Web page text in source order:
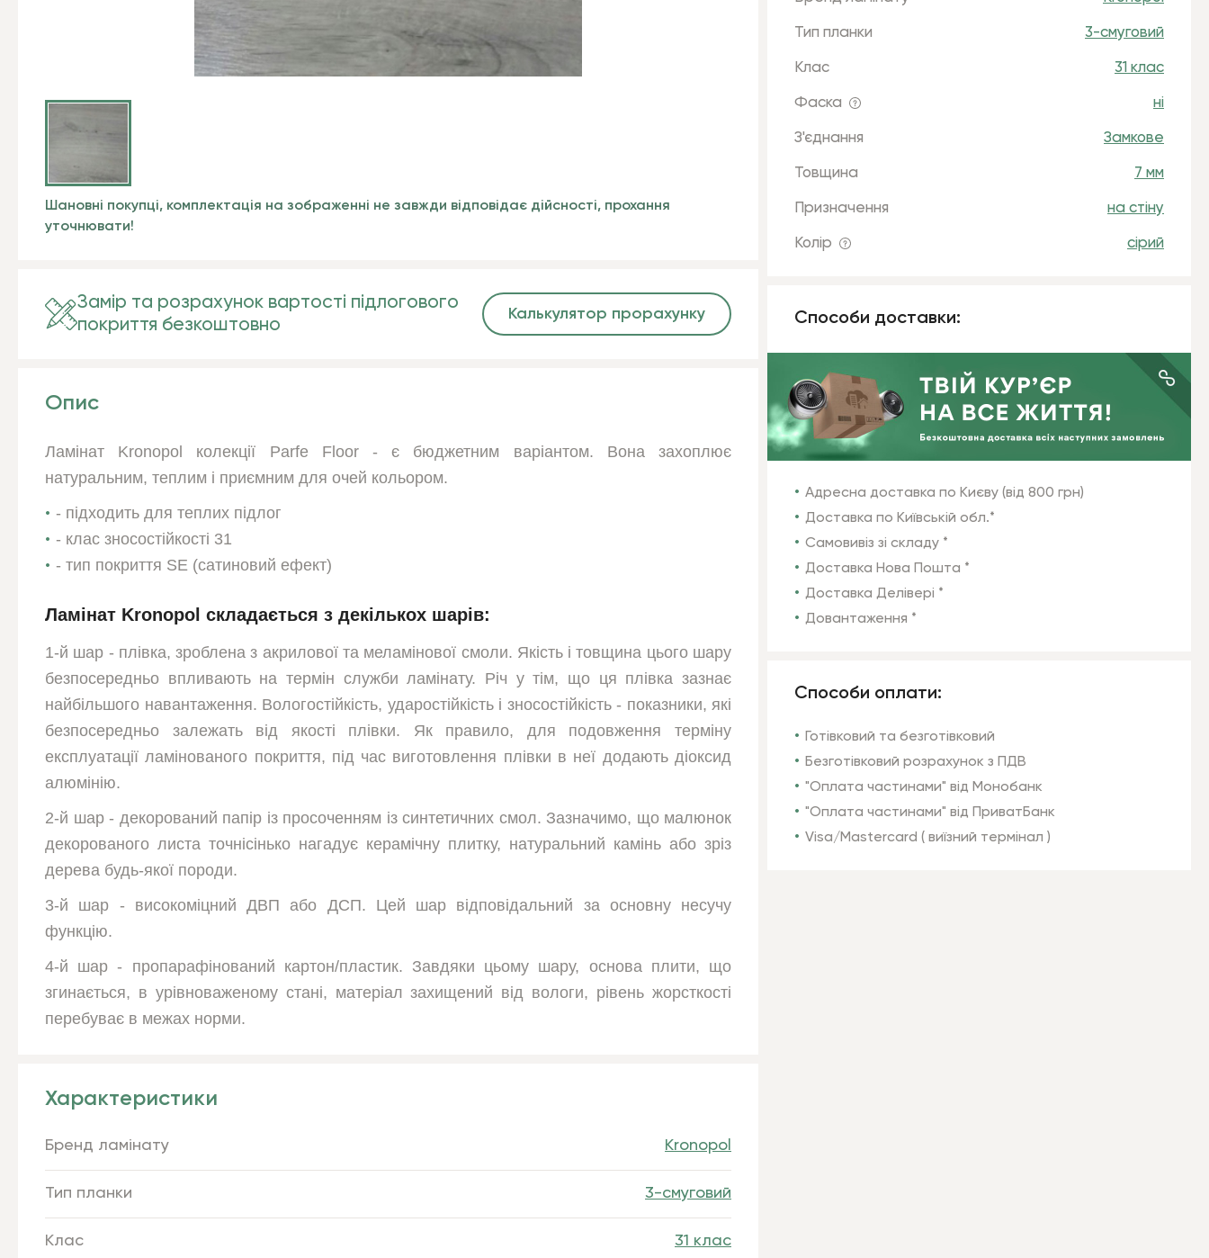
Шановні покупці, комплектація на зображенні не завжди відповідає дійсності, прохання
уточнювати!
Тип планки 3-смуговий
Клас 31 клас
Фаска ні
З'єднання Замкове
Товщина 7 мм
Призначення на стіну
Колір сірий
Способи доставки:
Адресна доставка по Києву (від 800 грн)
Доставка по Київській обл.*
Самовивіз зі складу *
Доставка Нова Пошта *
Доставка Делівері *
Довантаження *
Способи оплати:
Готівковий та безготівковий
Безготівковий розрахунок з ПДВ
"Оплата частинами" від Монобанк
"Оплата частинами" від ПриватБанк
Visa/Mastercard ( виїзний термінал )
Замір та розрахунок вартості підлогового
покриття безкоштовно
Калькулятор прорахунку
Опис
Ламінат Kronopol колекції Parfe Floor - є бюджетним варіантом. Вона захоплює
натуральним, теплим і приємним для очей кольором.
- підходить для теплих підлог
- клас зносостійкості 31
- тип покриття SE (сатиновий ефект)
Ламінат Kronopol складається з декількох шарів:
1-й шар - плівка, зроблена з акрилової та меламінової смоли. Якість і товщина цього шару
безпосередньо впливають на термін служби ламінату. Річ у тім, що ця плівка зазнає
найбільшого навантаження. Вологостійкість, ударостійкість і зносостійкість - показники, які
безпосередньо залежать від якості плівки. Як правило, для подовження терміну
експлуатації ламінованого покриття, під час виготовлення плівки в неї додають діоксид
алюмінію.
2-й шар - декорований папір із просоченням із синтетичних смол. Зазначимо, що малюнок
декорованого листа точнісінько нагадує керамічну плитку, натуральний камінь або зріз
дерева будь-якої породи.
3-й шар - високоміцний ДВП або ДСП. Цей шар відповідальний за основну несучу
функцію.
4-й шар - пропарафінований картон/пластик. Завдяки цьому шару, основа плити, що
згинається, в урівноваженому стані, матеріал захищений від вологи, рівень жорсткості
перебуває в межах норми.
Характеристики
Бренд ламінату Kronopol
Тип планки 3-смуговий
Клас 31 клас